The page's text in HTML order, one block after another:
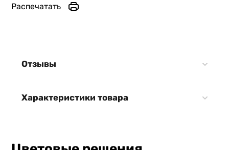
Распечатать
Отзывы
Характеристики товара